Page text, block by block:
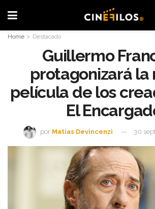
Home Destacado
Guillermo
protagonizará la
película de los
El
por Matias Devincenzi 30